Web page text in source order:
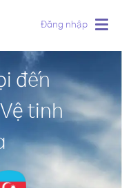
Đăng nhập
đến
tinh